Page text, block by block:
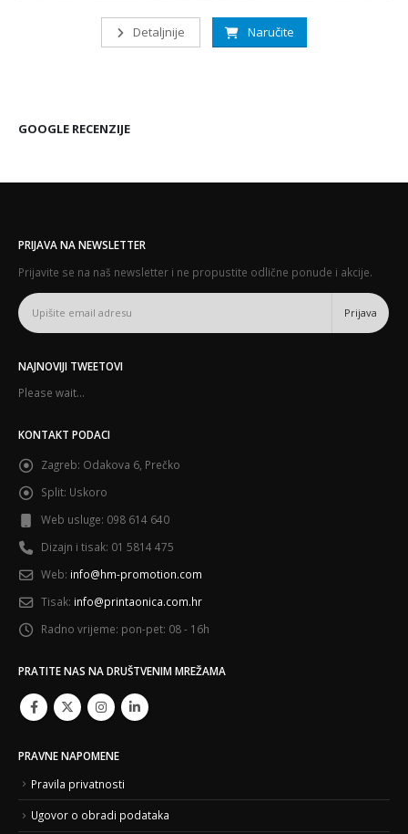
Detaljnije Naručite
GOOGLE RECENZIJE
PRIJAVA NA NEWSLETTER
Prijavite se na naš newsletter i ne propustite odlične ponude i akcije.
NAJNOVIJI TWEETOVI
Please wait...
KONTAKT PODACI
Zagreb: Odakova 6, Prečko
Split: Uskoro
Web usluge: 098 614 640
Dizajn i tisak: 01 5814 475
Web: info@hm-promotion.com
Tisak: info@printaonica.com.hr
Radno vrijeme: pon-pet: 08 - 16h
PRATITE NAS NA DRUŠTVENIM MREŽAMA
PRAVNE NAPOMENE
Pravila privatnosti
Ugovor o obradi podataka